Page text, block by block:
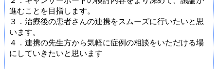
進むことを目指します。
３．治療後の患者さんの連携をスムーズに行いたいと思
います。
４．連携の先生方から気軽に症例の相談をいただける場
にしていきたいと思います